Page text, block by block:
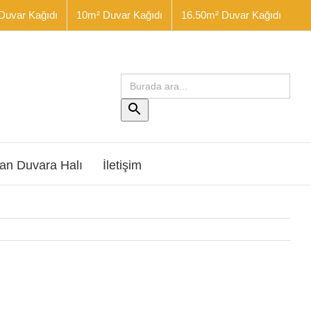
Kağıdı 10m² Duvar Kağıdı 16.50m² Duvar Kağıdı
Arama
yap:
Arama
Butonu
Duvara Halı İletişim